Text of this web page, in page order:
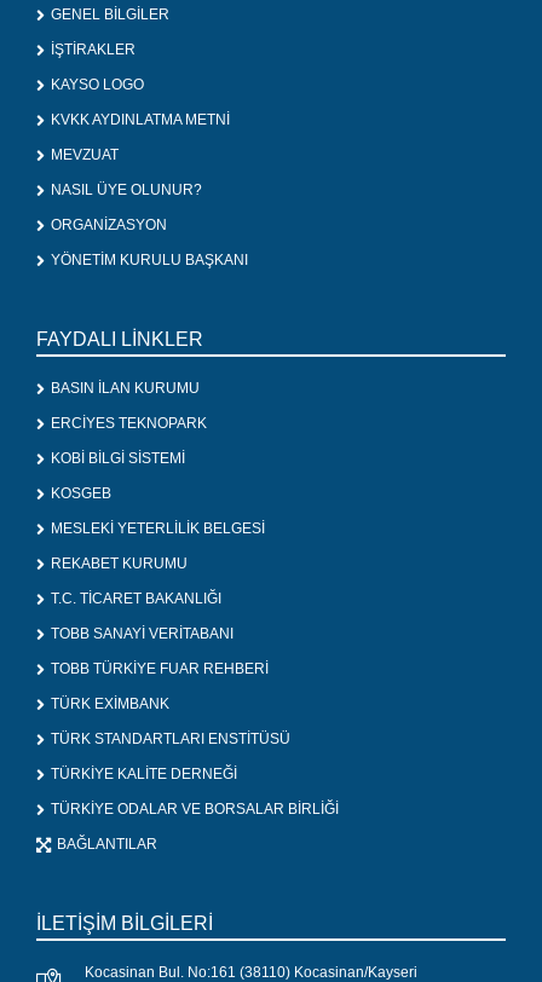
GENEL BİLGİLER
İŞTİRAKLER
KAYSO LOGO
KVKK AYDINLATMA METNİ
MEVZUAT
NASIL ÜYE OLUNUR?
ORGANİZASYON
YÖNETİM KURULU BAŞKANI
FAYDALI LİNKLER
BASIN İLAN KURUMU
ERCİYES TEKNOPARK
KOBİ BİLGİ SİSTEMİ
KOSGEB
MESLEKİ YETERLİLİK BELGESİ
REKABET KURUMU
T.C. TİCARET BAKANLIĞI
TOBB SANAYİ VERİTABANI
TOBB TÜRKİYE FUAR REHBERİ
TÜRK EXİMBANK
TÜRK STANDARTLARI ENSTİTÜSÜ
TÜRKİYE KALİTE DERNEĞİ
TÜRKİYE ODALAR VE BORSALAR BİRLİĞİ
BAĞLANTILAR
İLETİŞİM BİLGİLERİ
Kocasinan Bul. No:161 (38110) Kocasinan/Kayseri